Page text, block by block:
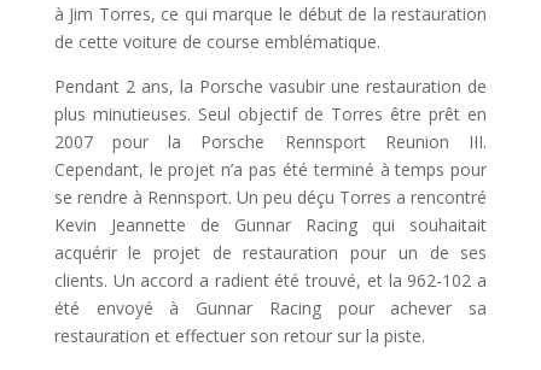
à Jim Torres, ce qui marque le début de la restauration
de cette voiture de course emblématique.
Pendant 2 ans, la Porsche vasubir une restauration de
plus minutieuses. Seul objectif de Torres être prêt en
2007 pour la Porsche Rennsport Reunion III.
Cependant, le projet n’a pas été terminé à temps pour
se rendre à Rennsport. Un peu déçu Torres a rencontré
Kevin Jeannette de Gunnar Racing qui souhaitait
acquérir le projet de restauration pour un de ses
clients. Un accord a radient été trouvé, et la 962-102 a
été envoyé à Gunnar Racing pour achever sa
restauration et effectuer son retour sur la piste.